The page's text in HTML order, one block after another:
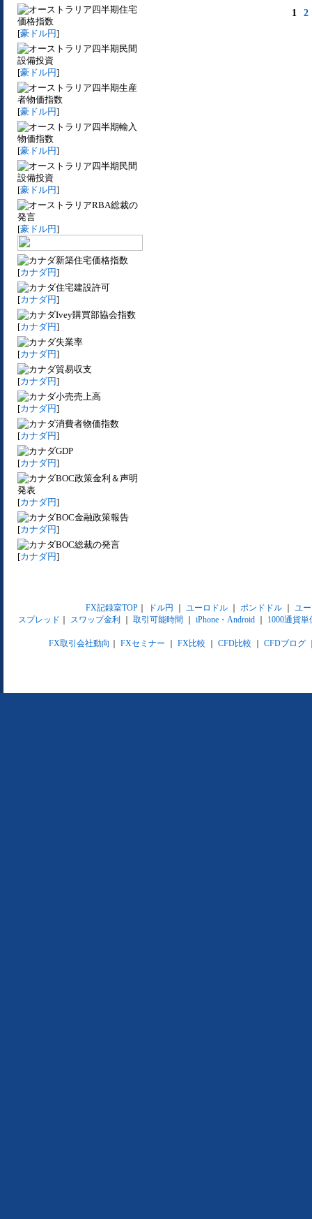
四半期住宅
価格指数
[豪ドル円]
四半期民間
設備投資
[豪ドル円]
四半期生産
者物価指数
[豪ドル円]
四半期輸入
物価指数
[豪ドル円]
四半期民間
設備投資
[豪ドル円]
RBA総裁の
発言
[豪ドル円]
新築住宅価格指数
[カナダ円]
住宅建設許可
[カナダ円]
Ivey購買部協会指数
[カナダ円]
失業率
[カナダ円]
貿易収支
[カナダ円]
小売売上高
[カナダ円]
消費者物価指数
[カナダ円]
GDP
[カナダ円]
BOC政策金利＆声明
発表
[カナダ円]
BOC金融政策報告
[カナダ円]
BOC総裁の発言
[カナダ円]
1 2
FX記録室TOP｜ ドル円 ユーロドル｜ ポンドドル｜ ユ
スプレッド
スワップ金利 取引可能時間 iPhone・Android 1000通貨単
FX取引会社動向 FXセミナー FX比較 CFD比較 CFDブログ